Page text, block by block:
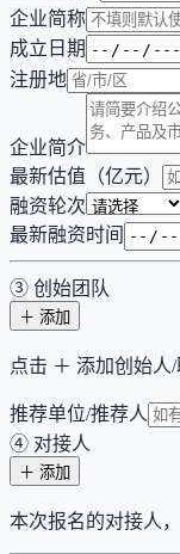
企业简称
成立日期
注册地
企业简介
最新估值（亿元）
融资轮次
最新融资时间
③ 创始团队
＋ 添加
点击 ＋ 添加创始人
推荐单位/推荐人
④ 对接人
＋ 添加
本次报名的对接人